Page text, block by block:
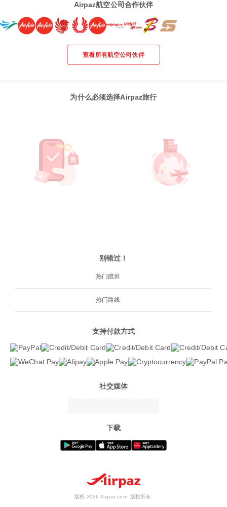
Airpaz航空公司合作伙伴
查看所有航空公司伙伴
为什么必须选择Airpaz旅行
别错过！
热门航班
热门路线
支持付款方式
社交媒体
下载
版权 2026 Airpaz.com. 版权所有.